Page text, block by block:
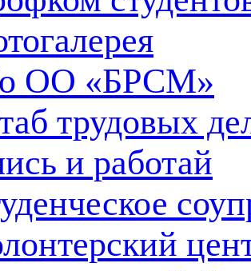
ОО «БРСМ»
трудовых
и работай